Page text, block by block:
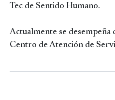
Tec de Sentido Humano.
Actualmente se
Centro de Atención de